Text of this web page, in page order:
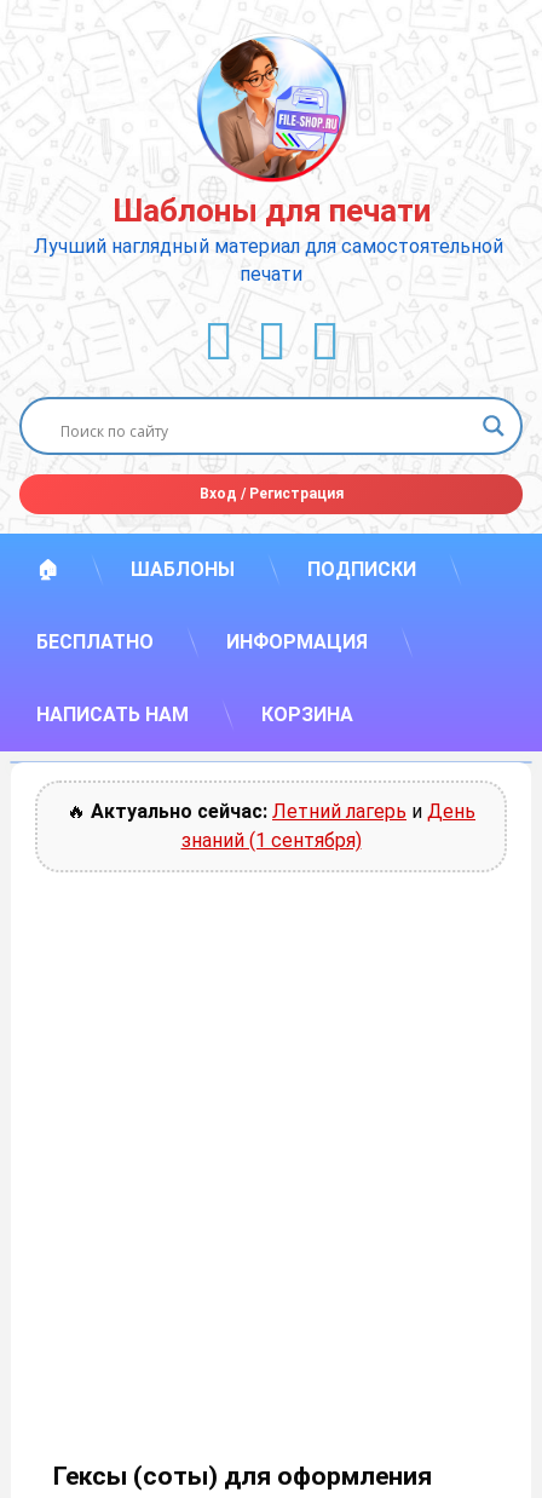
содержимому
Шаблоны для печати
Лучший наглядный материал для самостоятельной
печати
ВКонтакте
YouTube
E-mail
Вход /Регистрация
🏠 ШАБЛОНЫ ПОДПИСКИ
БЕСПЛАТНО ИНФОРМАЦИЯ
НАПИСАТЬ НАМ КОРЗИНА
🔥 Актуально сейчас: Летний лагерь и День
знаний (1 сентября)
Гексы (соты) для оформления